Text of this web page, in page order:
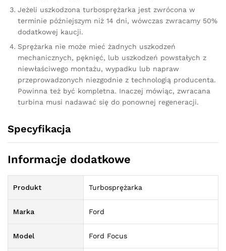
Jeżeli uszkodzona turbosprężarka jest zwrócona w
terminie późniejszym niż 14 dni, wówczas zwracamy 50%
dodatkowej kaucji.
Sprężarka nie może mieć żadnych uszkodzeń
mechanicznych, pęknięć, lub uszkodzeń powstałych z
niewłaściwego montażu, wypadku lub napraw
przeprowadzonych niezgodnie z technologią producenta.
Powinna też być kompletna. Inaczej mówiąc, zwracana
turbina musi nadawać się do ponownej regeneracji.
Specyfikacja
Informacje dodatkowe
Produkt Turbosprężarka
Marka Ford
Model Ford Focus